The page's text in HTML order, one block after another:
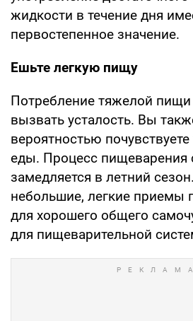
жидкости в течение дня
первостепенное значение.
Ешьте легкую пищу
Потребление тяжелой
вызвать усталость. Вы
вероятностью
еды. Процесс пищеварения
замедляется в летний
небольшие, легкие приемы
для хорошего общего
для пищеварительной